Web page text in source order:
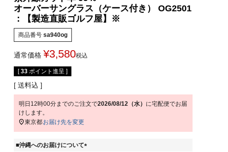
オーバーサングラス（ケース付き） OG2501
：【製造直販ゴルフ屋】※
商品番号 sa940og
通常価格 ¥3,580税込
[ 33 ポイント進呈 ]
送料込
明日 12時00分までのご注文で2026/08/12（水） に宅配便でお届
けします。
東京都お届け先を変更
■沖縄へのお届けについて